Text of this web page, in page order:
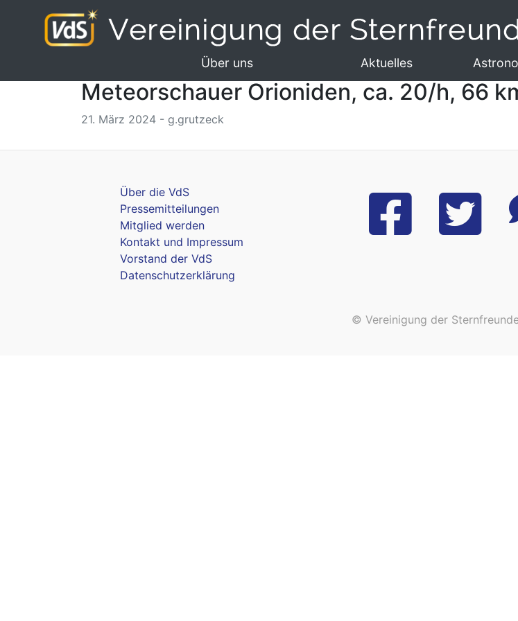
Über uns Aktuelles
Meteorschauer Orioniden, ca. 20/h, 66
21. März 2024 - g.grutzeck
Über die VdS
Pressemitteilungen
Mitglied werden
Kontakt und Impressum
Vorstand der VdS
Datenschutzerklärung
© Vereinigung der